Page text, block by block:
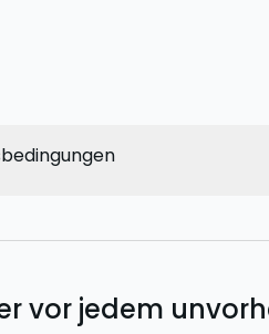
vor jedem